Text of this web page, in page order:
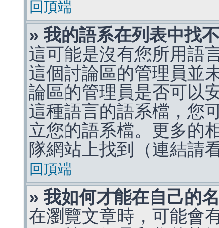
回頂端
» 我的語系在列表中找
這可能是沒有您所用語
這個討論區的管理員並
論區的管理員是否可以
這種語言的語系檔，您
立您的語系檔。更多的
隊網站上找到（連結請
回頂端
» 我如何才能在自己的
在瀏覽文章時，可能會